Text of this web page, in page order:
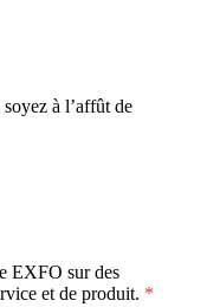
à l’affût de
EXFO sur des
et de produit.